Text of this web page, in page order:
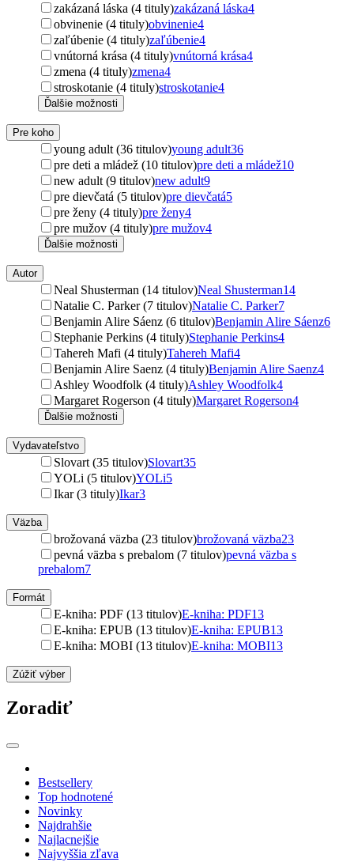
zakázaná láska (4 tituly)zakázaná láska4
obvinenie (4 tituly)obvinenie4
zaľúbenie (4 tituly)zaľúbenie4
vnútorná krása (4 tituly)vnútorná krása4
zmena (4 tituly)zmena4
stroskotanie (4 tituly)stroskotanie4
Ďalšie možnosti
Pre koho
young adult (36 titulov)young adult36
pre deti a mládež (10 titulov)pre deti a mládež10
new adult (9 titulov)new adult9
pre dievčatá (5 titulov)pre dievčatá5
pre ženy (4 tituly)pre ženy4
pre mužov (4 tituly)pre mužov4
Ďalšie možnosti
Autor
Neal Shusterman (14 titulov)Neal Shusterman14
Natalie C. Parker (7 titulov)Natalie C. Parker7
Benjamin Alire Sáenz (6 titulov)Benjamin Alire Sáenz6
Stephanie Perkins (4 tituly)Stephanie Perkins4
Tahereh Mafi (4 tituly)Tahereh Mafi4
Benjamin Alire Saenz (4 tituly)Benjamin Alire Saenz4
Ashley Woodfolk (4 tituly)Ashley Woodfolk4
Margaret Rogerson (4 tituly)Margaret Rogerson4
Ďalšie možnosti
Vydavateľstvo
Slovart (35 titulov)Slovart35
YOLi (5 titulov)YOLi5
Ikar (3 tituly)Ikar3
Väzba
brožovaná väzba (23 titulov)brožovaná väzba23
pevná väzba s prebalom (7 titulov)pevná väzba s
prebalom7
Formát
E-kniha: PDF (13 titulov)E-kniha: PDF13
E-kniha: EPUB (13 titulov)E-kniha: EPUB13
E-kniha: MOBI (13 titulov)E-kniha: MOBI13
Zúžiť výber
Zoradiť
Bestsellery
Top hodnotené
Novinky
Najdrahšie
Najlacnejšie
Najvyššia zľava